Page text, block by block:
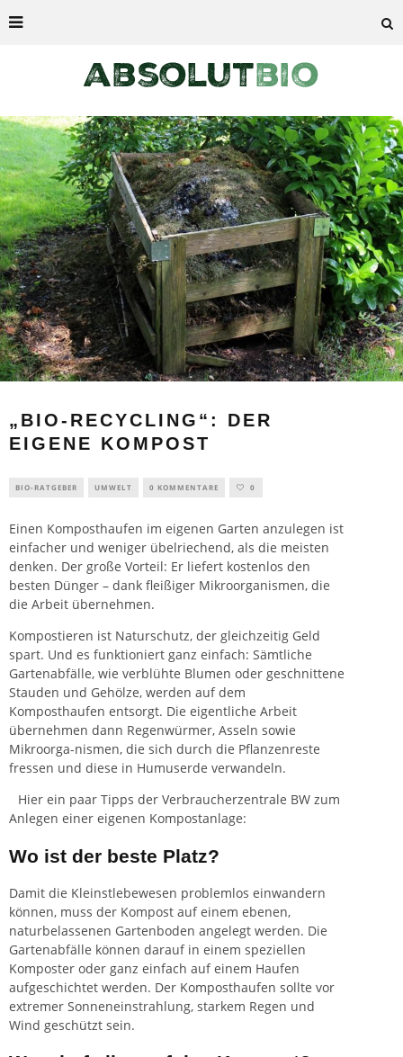
„BIO-RECYCLING“: DER
EIGENE KOMPOST
BIO-RATGEBER UMWELT 0 KOMMENTARE 0
Einen Komposthaufen im eigenen Garten anzulegen ist
einfacher und weniger übelriechend, als die meisten
denken. Der große Vorteil: Er liefert kostenlos den
besten Dünger – dank fleißiger Mikroorganismen, die
die Arbeit übernehmen.
Kompostieren ist Naturschutz, der gleichzeitig Geld
spart. Und es funktioniert ganz einfach: Sämtliche
Gartenabfälle, wie verblühte Blumen oder geschnittene
Stauden und Gehölze, werden auf dem
Komposthaufen entsorgt. Die eigentliche Arbeit
übernehmen dann Regenwürmer, Asseln sowie
Mikroorga-nismen, die sich durch die Pflanzenreste
fressen und diese in Humuserde verwandeln.
Hier ein paar Tipps der Verbraucherzentrale BW zum
Anlegen einer eigenen Kompostanlage:
Wo ist der beste Platz?
Damit die Kleinstlebewesen problemlos einwandern
können, muss der Kompost auf einem ebenen,
naturbelassenen Gartenboden angelegt werden. Die
Gartenabfälle können darauf in einem speziellen
Komposter oder ganz einfach auf einem Haufen
aufgeschichtet werden. Der Komposthaufen sollte vor
extremer Sonneneinstrahlung, starkem Regen und
Wind geschützt sein.